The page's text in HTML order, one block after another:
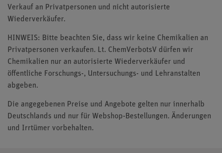
Verkauf an Privatpersonen und nicht autorisierte
Wiederverkäufer.
HINWEIS: Bitte beachten Sie, dass wir keine Chemikalien an
Privatpersonen verkaufen. Lt. ChemVerbotsV dürfen wir
Chemikalien nur an autorisierte Wiederverkäufer und
öffentliche Forschungs-, Untersuchungs- und Lehranstalten
abgeben.
Die angegebenen Preise und Angebote gelten nur innerhalb
Deutschlands und nur für Webshop-Bestellungen. Änderungen
und Irrtümer vorbehalten.